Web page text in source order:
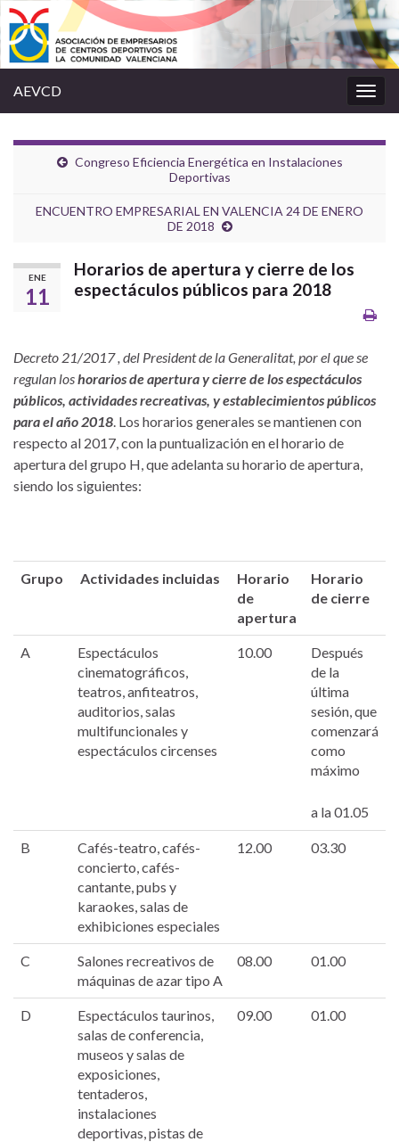
la
AEVCD
Congreso Eficiencia Energética en Instalaciones
Deportivas
ENCUENTRO EMPRESARIAL EN VALENCIA 24 DE ENERO
DE 2018
ENE
11
Horarios de apertura y cierre de los
espectáculos públicos para 2018
Decreto 21/2017 , del President de la Generalitat, por el que se
regulan loshorarios de apertura y cierre de los espectáculos
públicos, actividades recreativas, y establecimientos públicos
para el año 2018 . Los horarios generales se mantienen con
respecto al 2017, con la puntualización en el horario de
apertura del grupo H, que adelanta su horario de apertura,
siendo los siguientes:
Grupo Actividades incluidas
Horario
de
apertura
Horario
de cierre
A
Espectáculos
cinematográficos,
teatros, anfiteatros,
auditorios, salas
multifuncionales y
espectáculos circenses
10.00
Después
de la
última
sesión, que
comenzará
como
máximo
a la 01.05
B
Cafés-teatro, cafés-
concierto, cafés-
cantante, pubs y
karaokes, salas de
exhibiciones especiales
12.00 03.30
C
Salones recreativos de
máquinas de azar tipo A
08.00 01.00
D
Espectáculos taurinos,
salas de conferencia,
museos y salas de
exposiciones,
tentaderos,
instalaciones
deportivas, pistas de
09.00 01.00